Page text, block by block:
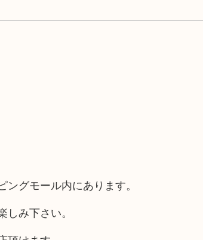
グモール内にあります。
み下さい。